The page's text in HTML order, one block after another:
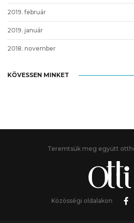
2019. február
2019. január
2018. november
KÖVESSEN MINKET
Teremtsük meg együtt
Közösségi oldalakon